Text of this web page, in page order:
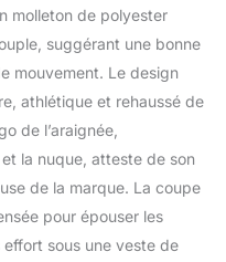
molleton de polyester
suggérant une bonne
mouvement. Le design
athlétique et rehaussé de
de l’araignée,
la nuque, atteste de son
de la marque. La coupe
pour épouser les
sous une veste de